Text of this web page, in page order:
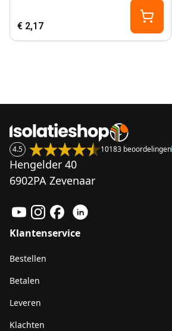
€ 2,17
4.5 10183 beoordelingen
Hengelder 40
6902PA Zevenaar
Klantenservice
Bestellen
Betalen
Leveren
Klachten